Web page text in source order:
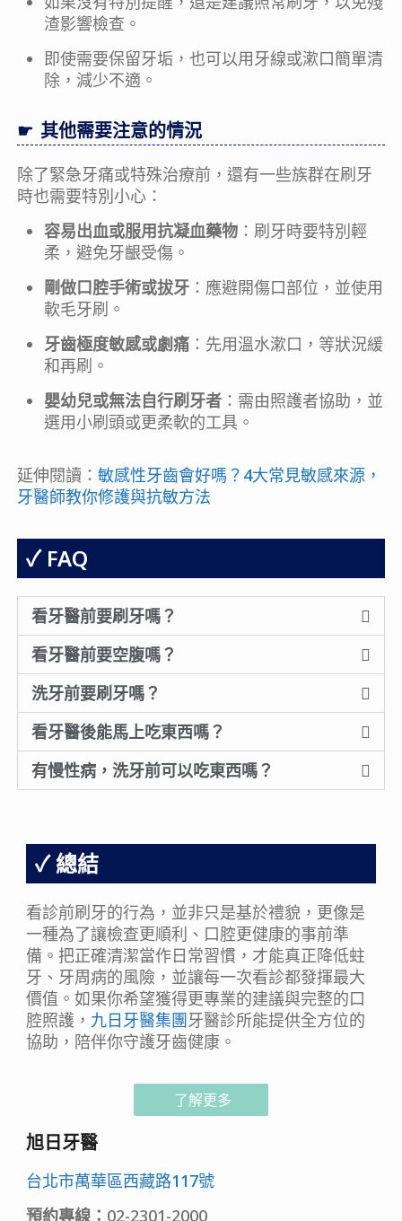
渣影響檢查。
即使需要保留牙垢，也可以用牙線或漱口簡單清
除，減少不適。
其他需要注意的情況
除了緊急牙痛或特殊治療前，還有一些族群在刷牙
時也需要特別小心：
容易出血或服用抗凝血藥物 ：刷牙時要特別輕
柔，避免牙齦受傷。
剛做口腔手術或拔牙 ：應避開傷口部位，並使用
軟毛牙刷。
牙齒極度敏感或劇痛 ：先用溫水漱口，等狀況緩
和再刷。
嬰幼兒或無法自行刷牙者 ：需由照護者協助，並
選用小刷頭或更柔軟的工具。
延伸閱讀：敏感性牙齒會好嗎？4大常見敏感來源，
牙醫師教你修護與抗敏方法
FAQ
看牙醫前要刷牙嗎？
看牙醫前要空腹嗎？
洗牙前要刷牙嗎？
看牙醫後能馬上吃東西嗎？
有慢性病，洗牙前可以吃東西嗎？
總結
看診前刷牙的行為，並非只是基於禮貌，更像是
一種為了讓檢查更順利、口腔更健康的事前準
備。把正確清潔當作日常習慣，才能真正降低蛀
牙、牙周病的風險，並讓每一次看診都發揮最大
價值。如果你希望獲得更專業的建議與完整的口
腔照護， 九日牙醫集團牙醫診所能提供全方位的
協助，陪伴你守護牙齒健康。
了解更多
旭日牙醫
台北市萬華區西藏路117號
預約專線： 02-2301-2000